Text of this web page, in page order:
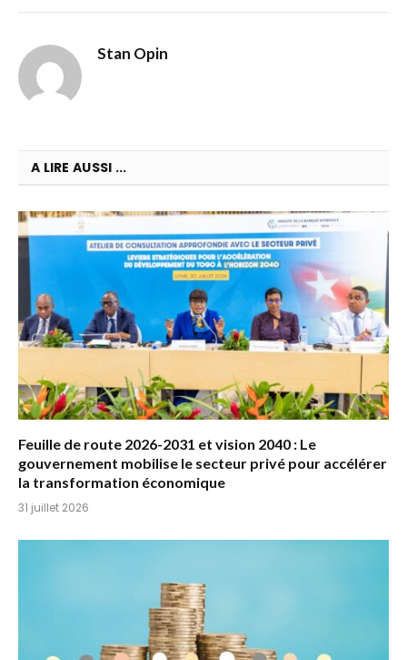
Stan Opin
A LIRE AUSSI ...
Feuille de route 2026-2031 et vision 2040 : Le
gouvernement mobilise le secteur privé pour accélérer
la transformation économique
31 juillet 2026